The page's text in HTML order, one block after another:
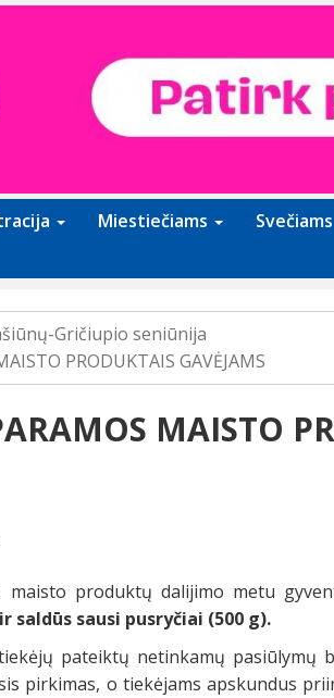
Miestiečiams Svečiams
Gričiupio seniūnija
PRODUKTAIS GAVĖJAMS
MAISTO
maisto produktų dalijimo metu
saldūs sausi pusryčiai (500 g).
pateiktų netinkamų pasiūlymų
pirkimas, o tiekėjams apskundus